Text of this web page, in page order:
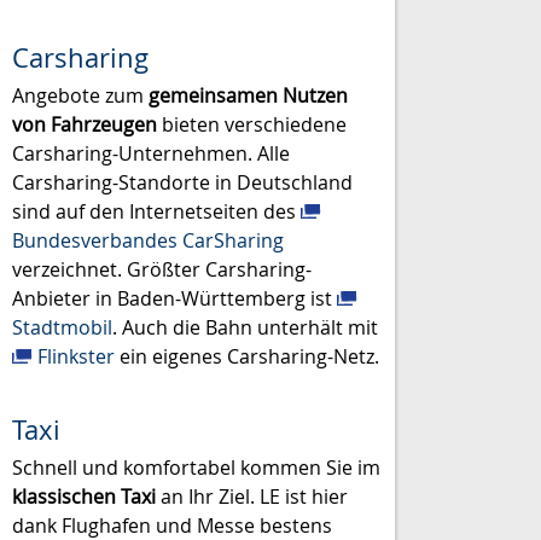
Carsharing
Angebote zum gemeinsamen Nutzen
von Fahrzeugen bieten verschiedene
Carsharing-Unternehmen. Alle
Carsharing-Standorte in Deutschland
sind auf den Internetseiten des
Bundesverbandes CarSharing
verzeichnet. Größter Carsharing-
Anbieter in Baden-Württemberg ist
Stadtmobil. Auch die Bahn unterhält mit
Flinkster ein eigenes Carsharing-Netz.
Taxi
Schnell und komfortabel kommen Sie im
klassischen Taxian Ihr Ziel. LE ist hier
dank Flughafen und Messe bestens